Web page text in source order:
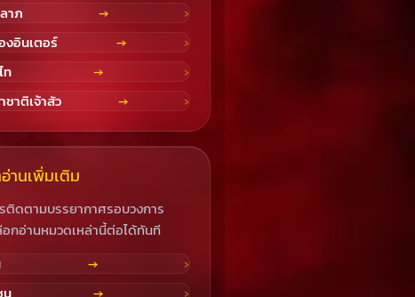
าภ
→
งอินเตอร์
→
ท
→
าติเจ้าสัว
→
านเพิ่มเติม
ติดตามบรรยากาศรอบวงการ
อกอ่านหมวดเหล่านี้ต่อได้ทันที
→